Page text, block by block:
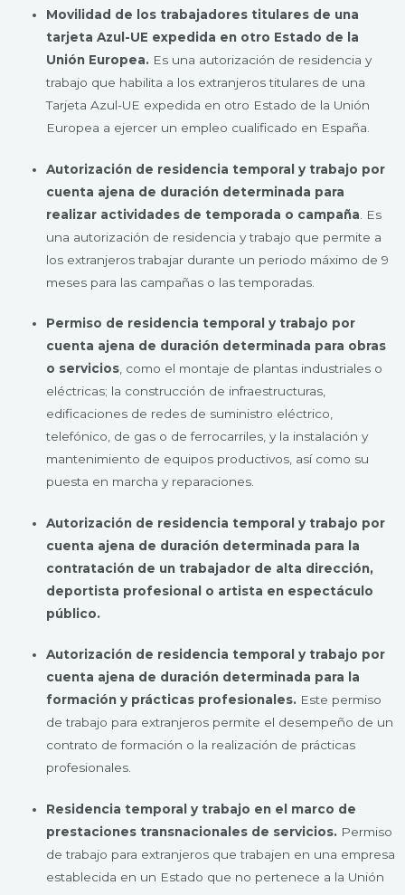
Movilidad de los trabajadores titulares de una
tarjeta Azul-UE expedida en otro Estado de la
Unión Europea. Es una autorización de residencia y
trabajo que habilita a los extranjeros titulares de una
Tarjeta Azul-UE expedida en otro Estado de la Unión
Europea a ejercer un empleo cualificado en España.
Autorización de residencia temporal y trabajo por
cuenta ajena de duración determinada para
realizar actividades de temporada o campaña . Es
una autorización de residencia y trabajo que permite a
los extranjeros trabajar durante un periodo máximo de 9
meses para las campañas o las temporadas.
Permiso de residencia temporal y trabajo por
cuenta ajena de duración determinada para obras
o servicios, como el montaje de plantas industriales o
eléctricas; la construcción de infraestructuras,
edificaciones de redes de suministro eléctrico,
telefónico, de gas o de ferrocarriles, y la instalación y
mantenimiento de equipos productivos, así como su
puesta en marcha y reparaciones.
Autorización de residencia temporal y trabajo por
cuenta ajena de duración determinada para la
contratación de un trabajador de alta dirección,
deportista profesional o artista en espectáculo
público.
Autorización de residencia temporal y trabajo por
cuenta ajena de duración determinada para la
formación y prácticas profesionales. Este permiso
de trabajo para extranjeros permite el desempeño de un
contrato de formación o la realización de prácticas
profesionales.
Residencia temporal y trabajo en el marco de
prestaciones transnacionales de servicios. Permiso
de trabajo para extranjeros que trabajen en una empresa
establecida en un Estado que no pertenece a la Unión